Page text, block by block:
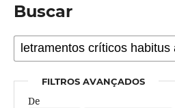
Buscar
FILTROS AVANÇADOS
De